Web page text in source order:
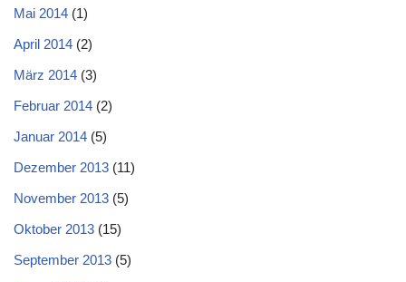
Mai 2014 (1)
April 2014 (2)
März 2014 (3)
Februar 2014 (2)
Januar 2014 (5)
Dezember 2013 (11)
November 2013 (5)
Oktober 2013 (15)
September 2013 (5)